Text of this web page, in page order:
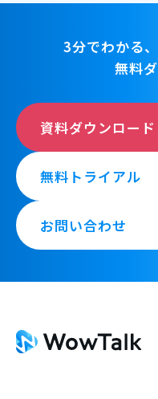
3分でわかる
無料
資料ダウンロード
無料トライアル
お問い合わせ